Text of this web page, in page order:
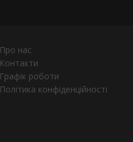
Про нас
Контакти
Графік роботи
Політика конфіденційності